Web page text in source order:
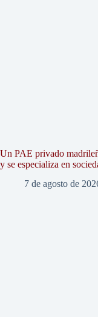
Un PAE privado
y se especializa en
7 de agosto de